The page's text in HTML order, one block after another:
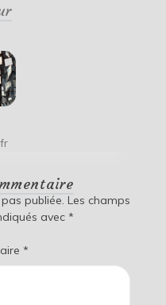
publiée. Les champs
avec *
*